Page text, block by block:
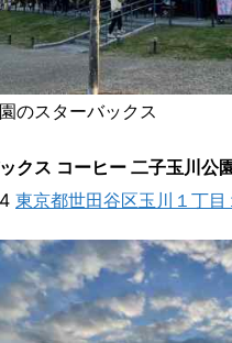
のスターバックス
クス コーヒー 二子玉川公
東京都世田谷区玉川１丁目